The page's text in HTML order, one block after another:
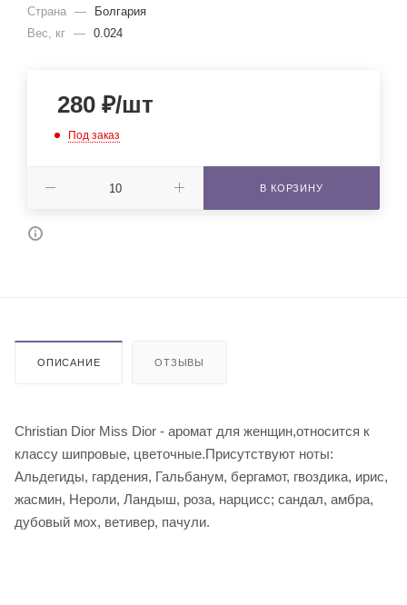
Страна —
Болгария
Вес, кг — 0.024
280 ₽/шт
Под заказ
В КОРЗИНУ
ОПИСАНИЕ ОТЗЫВЫ
Christian Dior Miss Dior - аромат для женщин,относится к
классу шипровые, цветочные.Присутствуют ноты:
Альдегиды, гардения, Гальбанум, бергамот, гвоздика, ирис,
жасмин, Нероли, Ландыш, роза, нарцисс; сандал, амбра,
дубовый мох, ветивер, пачули.